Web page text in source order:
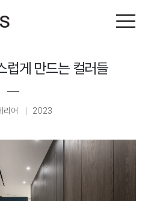
럽게 만드는 컬러들
리어 2023